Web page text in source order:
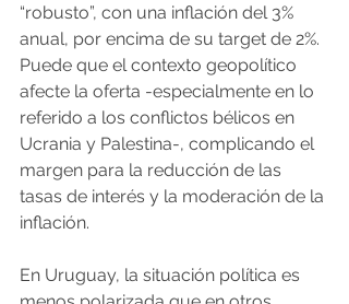
“robusto”, con una inflación del 3%
anual, por encima de su target de 2%.
Puede que el contexto geopolítico
afecte la oferta -especialmente en lo
referido a los conflictos bélicos en
Ucrania y Palestina-, complicando el
margen para la reducción de las
tasas de interés y la moderación de la
inflación.
En Uruguay, la situación política es